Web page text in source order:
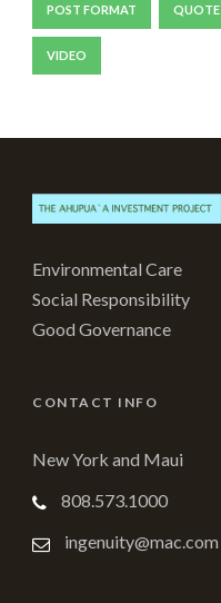
POST FORMAT QUOTE
VIDEO
Environmental Care
Social Responsibility
Good Governance
CONTACT INFO
New York and Maui
808.573.1000
ingenuity@mac.com